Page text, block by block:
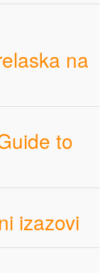
na
to
izazovi